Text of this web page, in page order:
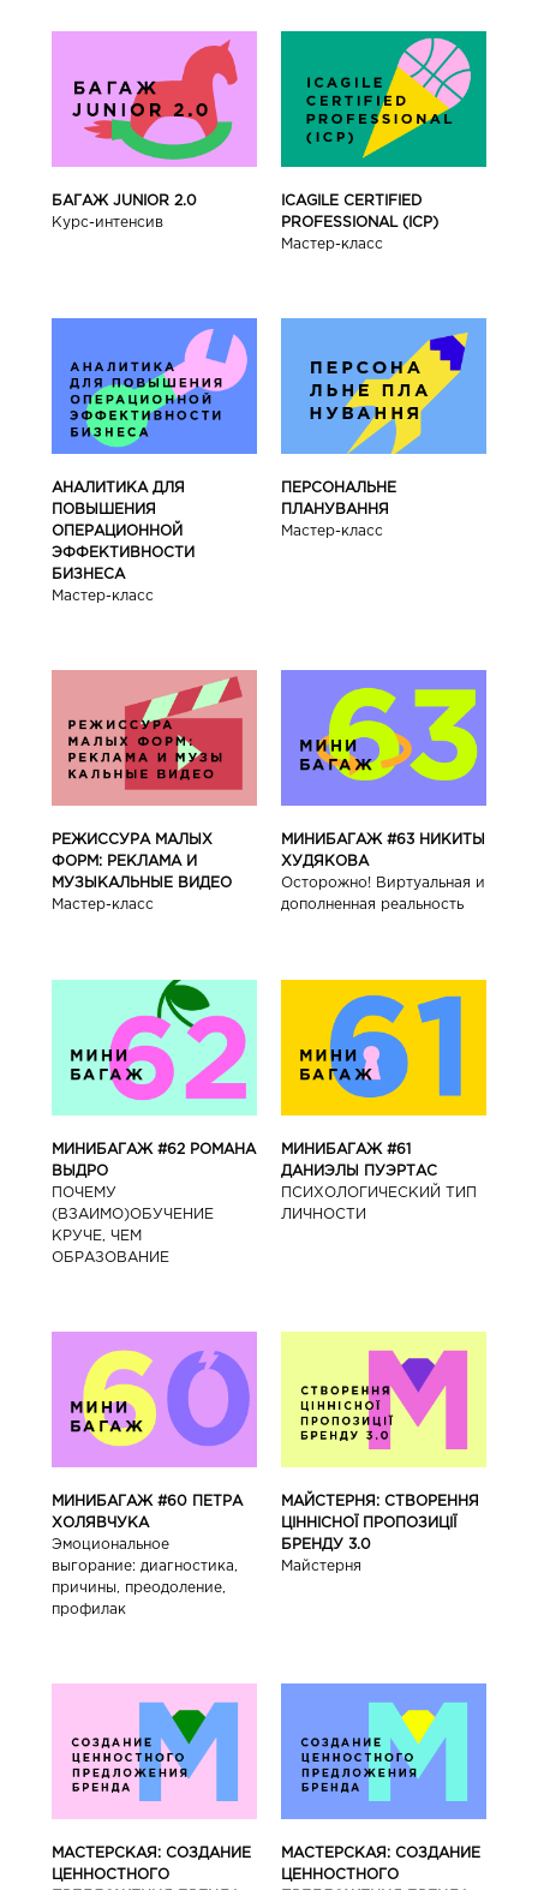
БАГАЖ JUNIOR 2.0
Курс-интенсив
ICAGILE CERTIFIED
PROFESSIONAL (ICP)
Мастер-класс
АНАЛИТИКА ДЛЯ
ПОВЫШЕНИЯ
ОПЕРАЦИОННОЙ
ЭФФЕКТИВНОСТИ
БИЗНЕСА
Мастер-класс
ПЕРСОНАЛЬНЕ
ПЛАНУВАННЯ
Мастер-класс
РЕЖИССУРА МАЛЫХ
ФОРМ: РЕКЛАМА И
МУЗЫКАЛЬНЫЕ ВИДЕО
Мастер-класс
МИНИБАГАЖ #63 НИКИТЫ
ХУДЯКОВА
Осторожно! Виртуальная и
дополненная реальность
МИНИБАГАЖ #62 РОМАНА
ВЫДРО
ПОЧЕМУ
(ВЗАИМО)ОБУЧЕНИЕ
КРУЧЕ, ЧЕМ
ОБРАЗОВАНИЕ
МИНИБАГАЖ #61
ДАНИЭЛЫ ПУЭРТАС
ПСИХОЛОГИЧЕСКИЙ ТИП
ЛИЧНОСТИ
МИНИБАГАЖ #60 ПЕТРА
ХОЛЯВЧУКА
Эмоциональное
выгорание: диагностика,
причины, преодоление,
профилак
МАЙСТЕРНЯ: СТВОРЕННЯ
ЦІННІСНОЇ ПРОПОЗИЦІЇ
БРЕНДУ 3.0
Майстерня
МАСТЕРСКАЯ: СОЗДАНИЕ
ЦЕННОСТНОГО
МАСТЕРСКАЯ: СОЗДАНИЕ
ЦЕННОСТНОГО